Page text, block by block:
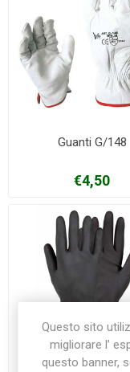
Guanti G/148
€4,50
Questo sito
migliorare l’
questo banner,